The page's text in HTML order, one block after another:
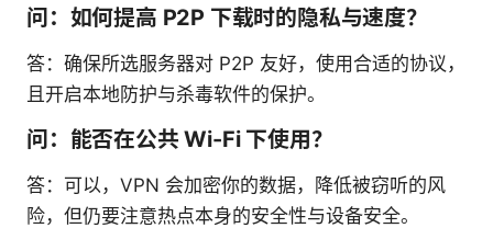
问：如何提高 P2P 下载时的隐私与速度？
答：确保所选服务器对 P2P 友好，使用合适的协议，
且开启本地防护与杀毒软件的保护。
问：能否在公共 Wi-Fi 下使用？
答：可以，VPN 会加密你的数据，降低被窃听的风
险，但仍要注意热点本身的安全性与设备安全。